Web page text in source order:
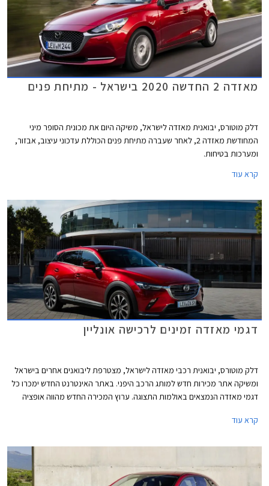
מאזדה 2 החדשה 2020 בישראל - מתיחת פנים
דלק מוטורס, יבואנית מאזדה לישראל, משיקה היום את מכונית הסופר מיני
המחודשת מאזדה 2, לאחר שעברה מתיחת פנים הכוללת עדכוני עיצוב, אבזור,
ומערכות בטיחות.
קרא עוד
דגמי מאזדה זמינים לרכישה אונליין
דלק מוטורס, יבואנית רכבי מאזדה לישראל, מצטרפת ליבואנים אחרים בישראל
ומשיקה אתר מכירות חדש למותג הרכב היפני. באתר האינטרנט החדש ימכרו כל
דגמי מאזדה הנמצאים באולמות התצוגה. ערוץ המכירה החדש מהווה אופציה
הלקוחות אשר יבחרו ברכישה דרך האתר יהנו מתהליך מכירה מהיר ופשוט,
קרא עוד